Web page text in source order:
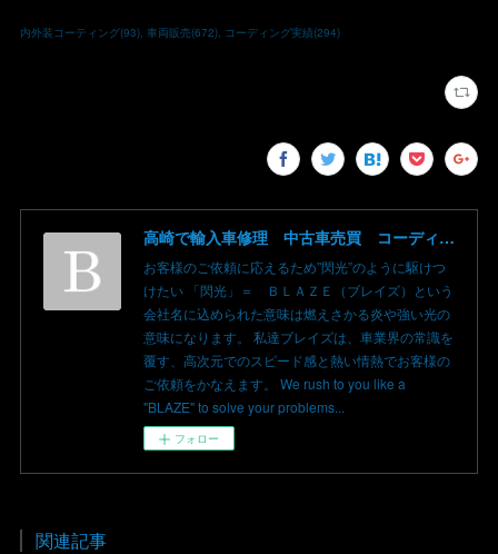
内外装コーティング(93) 車両販売(672) コーディング実績(294)
高崎で輸入車修理 中古車売買 コーディングならBLAZE（ブレイズ）へ│BLAZE Total Car Support & Modify in Takasaki Gunma
お客様のご依頼に応えるため”閃光”のように駆けつ
けたい 「閃光」＝ ＢＬＡＺＥ（ブレイズ）という
会社名に込められた意味は燃えさかる炎や強い光の
意味になります。 私達ブレイズは、車業界の常識を
覆す、高次元でのスピード感と熱い情熱でお客様の
ご依頼をかなえます。 We rush to you like a
"BLAZE" to solve your problems...
フォロー
関連記事